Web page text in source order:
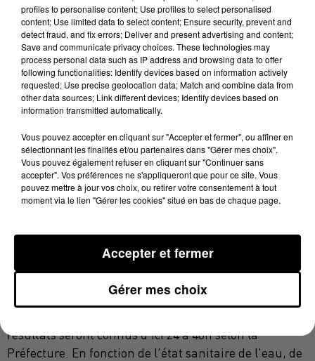
Alexis Bardon, gérant de l'Aqua Parc.
Un espace de baignade désertique sur la base de
En attendant, des prélèvements ont été effectués sur
résultats seront connus d'ici 24 à 48h selon la
Préfecture. En fonction de l'état sanitaire de l'eau, de
profiles to personalise content; Use profiles to select personalised
content; Use limited data to select content; Ensure security, prevent and
detect fraud, and fix errors; Deliver and present advertising and content;
Save and communicate privacy choices. These technologies may
process personal data such as IP address and browsing data to offer
following functionalities: Identify devices based on information actively
requested; Use precise geolocation data; Match and combine data from
other data sources; Link different devices; Identify devices based on
information transmitted automatically.
Vous pouvez accepter en cliquant sur "Accepter et fermer", ou affiner en
sélectionnant les finalités et/ou partenaires dans "Gérer mes choix".
Vous pouvez également refuser en cliquant sur "Continuer sans
accepter". Vos préférences ne s'appliqueront que pour ce site. Vous
pouvez mettre à jour vos choix, ou retirer votre consentement à tout
moment via le lien "Gérer les cookies" situé en bas de chaque page.
Gérer mes choix
Accepter et fermer